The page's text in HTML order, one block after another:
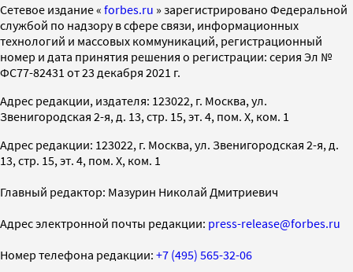
Cетевое издание « forbes.ru » зарегистрировано Федеральной
службой по надзору в сфере связи, информационных
технологий и массовых коммуникаций, регистрационный
номер и дата принятия решения о регистрации: серия Эл №
ФС77-82431 от 23 декабря 2021 г.
Адрес редакции, издателя: 123022, г. Москва, ул.
Звенигородская 2-я, д. 13, стр. 15, эт. 4, пом. X, ком. 1
Адрес редакции: 123022, г. Москва, ул. Звенигородская 2-я, д.
13, стр. 15, эт. 4, пом. X, ком. 1
Главный редактор: Мазурин Николай Дмитриевич
Адрес электронной почты редакции: press-release@forbes.ru
Номер телефона редакции: +7 (495) 565-32-06